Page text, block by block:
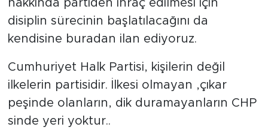
hakkında partiden ihraç edilmesi için
disiplin sürecinin başlatılacağını da
kendisine buradan ilan ediyoruz.
Cumhuriyet Halk Partisi, kişilerin değil
ilkelerin partisidir. İlkesi olmayan ,çıkar
peşinde olanların, dik duramayanların CHP
sinde yeri yoktur..